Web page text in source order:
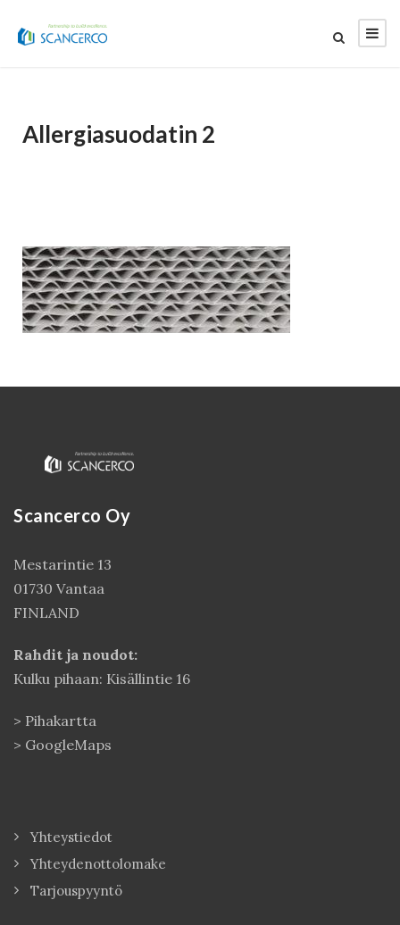
Allergiasuodatin 2
Scancerco Oy
Mestarintie 13
01730 Vantaa
FINLAND
Rahdit ja noudot:
Kulku pihaan: Kisällintie 16
> Pihakartta
> GoogleMaps
Yhteystiedot
Yhteydenottolomake
Tarjouspyyntö